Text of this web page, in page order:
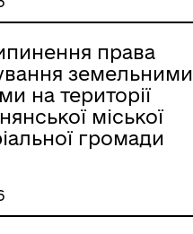
права
земельними
на території
міської
громади